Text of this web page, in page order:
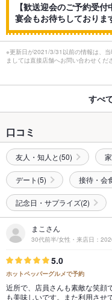
【歓送迎会のご予約受
宴会もお待ちしておりま
※更新日が2021/3/31以前の情報は、
ましては直接店舗へお問い合わせくだ
すべ
口コミ
友人・知人と(50)
デート(5) 接待・会
記念日・サプライズ(2)
まこさん
30代前半/女性・来店日：
5.0
ホットペッパーグルメで予約
近所で、店員さんも素敵な笑顔
も美味しいです。また利用させ